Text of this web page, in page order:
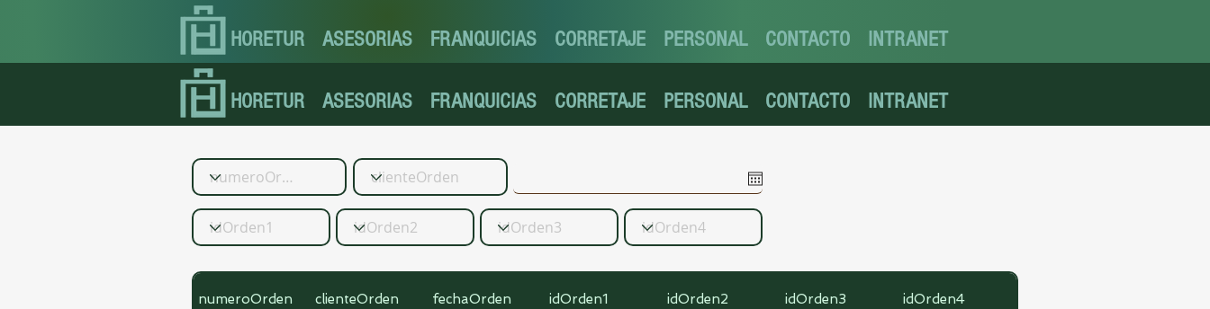
HORETUR ASESORIAS FRANQUICIAS CORRETAJE PERSONAL CONTACTO INTRANET
HORETUR ASESORIAS FRANQUICIAS CORRETAJE PERSONAL CONTACTO INTRANET
numeroOrden clienteOrden fechaOrden idOrden1 idOrden2 idOrden3 idOrden4